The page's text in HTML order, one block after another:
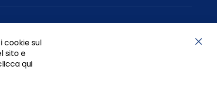
cookie sul
sito e
qui